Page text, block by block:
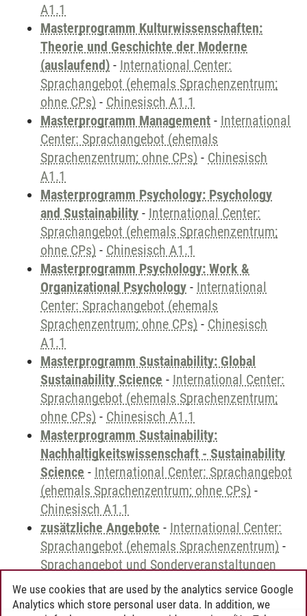
A1.1
Masterprogramm Kulturwissenschaften:
Theorie und Geschichte der Moderne
(auslaufend) - International Center:
Sprachangebot (ehemals Sprachenzentrum;
ohne CPs) - Chinesisch A1.1
Masterprogramm Management - International
Center: Sprachangebot (ehemals
Sprachenzentrum; ohne CPs) - Chinesisch
A1.1
Masterprogramm Psychology: Psychology
and Sustainability - International Center:
Sprachangebot (ehemals Sprachenzentrum;
ohne CPs) - Chinesisch A1.1
Masterprogramm Psychology: Work &
Organizational Psychology - International
Center: Sprachangebot (ehemals
Sprachenzentrum; ohne CPs) - Chinesisch
A1.1
Masterprogramm Sustainability: Global
Sustainability Science - International Center:
Sprachangebot (ehemals Sprachenzentrum;
ohne CPs) - Chinesisch A1.1
Masterprogramm Sustainability:
Nachhaltigkeitswissenschaft - Sustainability
Science - International Center: Sprachangebot
(ehemals Sprachenzentrum; ohne CPs) -
Chinesisch A1.1
zusätzliche Angebote - International Center:
Sprachangebot (ehemals Sprachenzentrum) -
Sprachangebot und Sonderveranstaltungen
We use cookies that are used by the analytics service Google
Analytics which store personal user data. In addition, we